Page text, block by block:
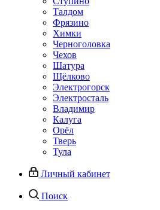
Талдом
Фрязино
Химки
Черноголовка
Чехов
Шатура
Щёлково
Электрогорск
Электросталь
Владимир
Калуга
Орёл
Тверь
Тула
Личный кабинет
Поиск